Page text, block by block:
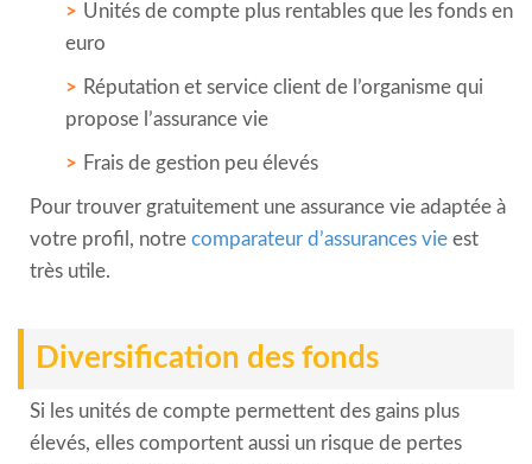
Unités de compte plus rentables que les fonds en
euro
Réputation et service client de l’organisme qui
propose l’assurance vie
Frais de gestion peu élevés
Pour trouver gratuitement une assurance vie adaptée à
votre profil, notre comparateur d’assurances vie est
très utile.
Diversification des fonds
Si les unités de compte permettent des gains plus
élevés, elles comportent aussi un risque de pertes